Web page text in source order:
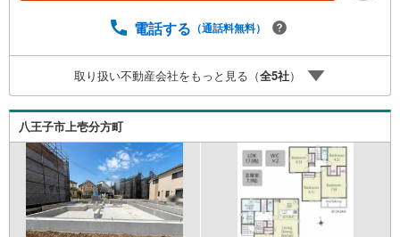
（居住中物件）の手配が必要な場合がございますのでご容
案内が可能となりますのでお手数ですがご一報ください。
◆物件のご案内は◆弊社へのご来社、お客様宅へのお迎
え・最寄駅での待ち合わせ、物件周辺のコンビニ等でお待
ち合わせなど、ご希望をお伝えください。ご希望条件をお
伝え頂けましたら、ご見学希望物件以外の資料も用意して
参ります。もちろん他の物件も併せてご案内させていただ
きます。
電話する （通話料無料）
取り扱い不動産会社をもっと見る（全5社）
八王子市上壱分方町